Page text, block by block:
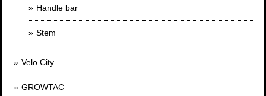
Handle bar
Stem
Velo City
GROWTAC